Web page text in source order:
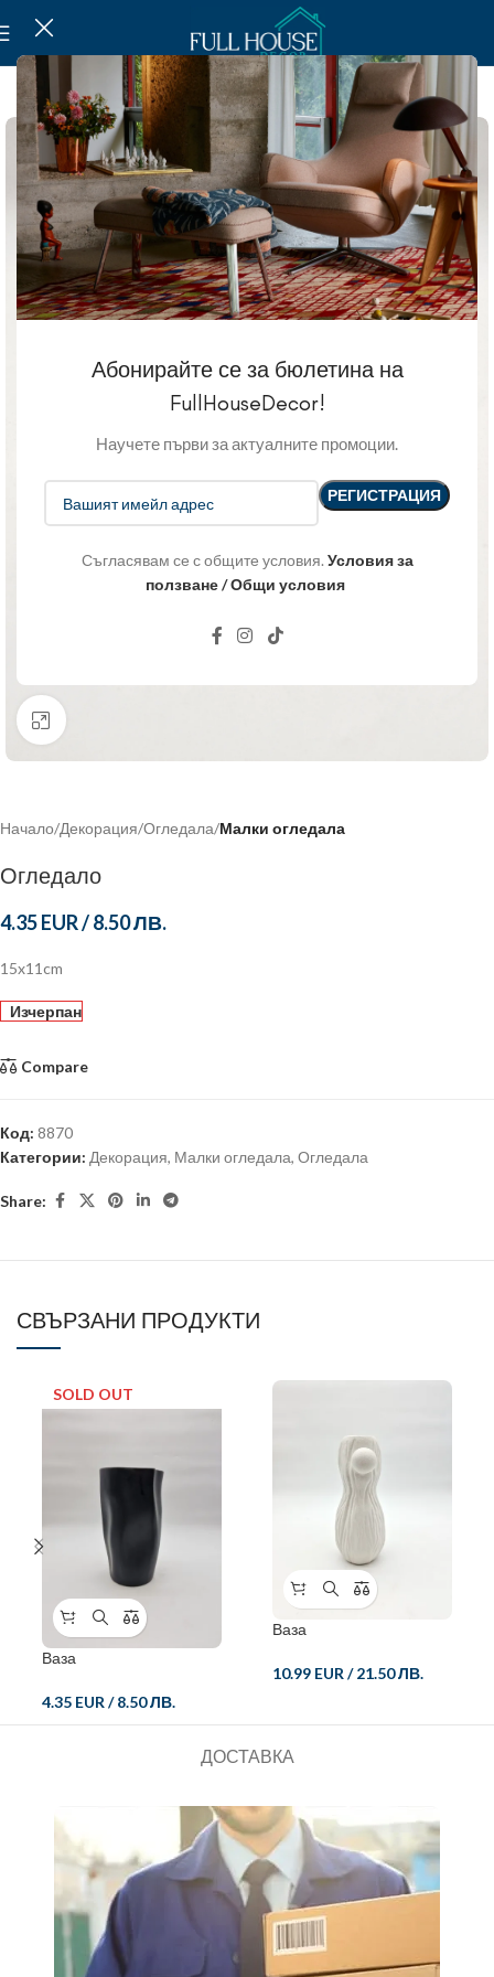
Абонирайте се за бюлетина на
FullHouseDecor!
Научете първи за актуалните промоции.
Съгласявам се с общите условия. Условия за
ползване / Общи условия
SOLD OUT
Click to enlarge
Начало Декорация Огледала Малки огледала
Огледало
4.35 EUR/8.50 ЛВ.
15x11cm
Изчерпан
Compare
Код: 8870
Категории: Декорация, Малки огледала, Огледала
Share:
СВЪРЗАНИ ПРОДУКТИ
SOLD OUT
Ваза
4.35 EUR /8.50 ЛВ.
Ваза
10.99 EUR /21.50 ЛВ.
ДОСТАВКА